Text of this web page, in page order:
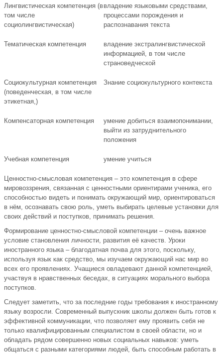
Лингвистическая компетенция (в
том числе
социолингвистическая)
владение языковыми средствами,
процессами порождения и
распознавания текста
Тематическая компетенция
владение экстралингвистической
информацией, в том числе
страноведческой
Социокультурная компетенция
(поведенческая, в том числе
этикетная,)
Знание социокультурного контекста
Компенсаторная компетенция
умение добиться взаимопонимании,
выйти из затруднительного
положения
Учебная компетенция умение учиться
Ценностно-смысловая компетенция – это компетенция в сфере
мировоззрения, связанная с ценностными ориентирами ученика, его
способностью видеть и понимать окружающий мир, ориентироваться
в нём, осознавать свою роль, уметь выбирать целевые установки для
своих действий и поступков, принимать решения.
Формирование ценностно-смысловой компетенции – очень важное
условие становления личности, развития её качеств. Уроки
иностранного языка – благодатная почва для этого, поскольку,
используя язык как средство, мы изучаем окружающий нас мир во
всех его проявлениях. Учащиеся овладевают данной компетенцией,
участвуя в нравственных беседах, в ситуациях морального выбора
поступков.
Следует заметить, что за последние годы требования к иностранному
языку возросли. Современный выпускник школы должен быть готов к
эффективной коммуникации, что позволяет ему проявить себя не
только квалифицированным специалистом в своей области, но и
обладать рядом совершенно новых социальных навыков: уметь
общаться с разными категориями людей, быть способным работать в